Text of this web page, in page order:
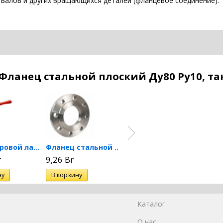
стальной плоский Ду80 Ру10,
Кран шаровой латунный... Фланец стальной плоский...
9,26 Br
Каталог